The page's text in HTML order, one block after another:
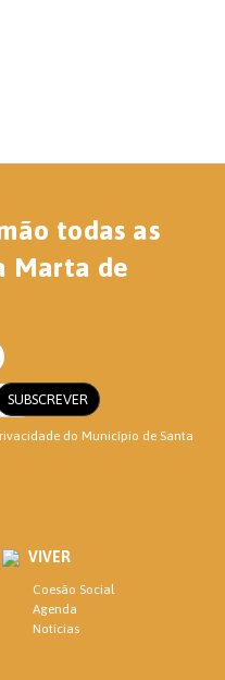
todas as
Marta de
do Município de Santa
VIVER
Coesão Social
Agenda
Notícias